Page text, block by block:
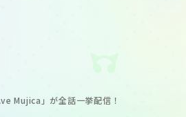
Mujica」が全話一挙配信！